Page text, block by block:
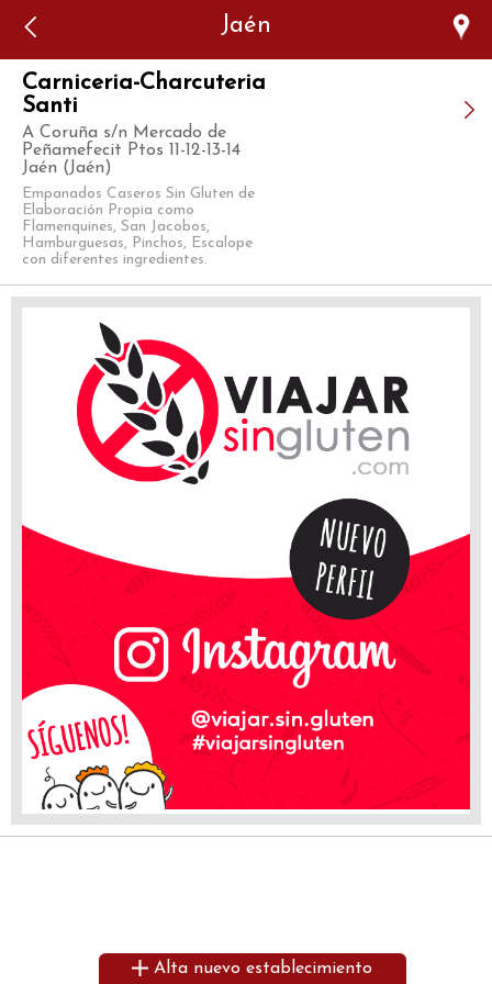
Jaén
Carniceria-Charcuteria
Santi
A Coruña s/n Mercado de
Peñamefecit Ptos 11-12-13-14
Jaén (Jaén)
Empanados Caseros Sin Gluten de
Elaboración Propia como
Flamenquines, San Jacobos,
Hamburguesas, Pinchos, Escalope
con diferentes ingredientes.
Alta nuevo establecimiento
authorized to show the cookie declaration for domain group
ID 546ddaab-b478-4440-aa8a-3b0205284212. Please add it to
the domain group in the Cookiebot Manager to authorize
the domain.